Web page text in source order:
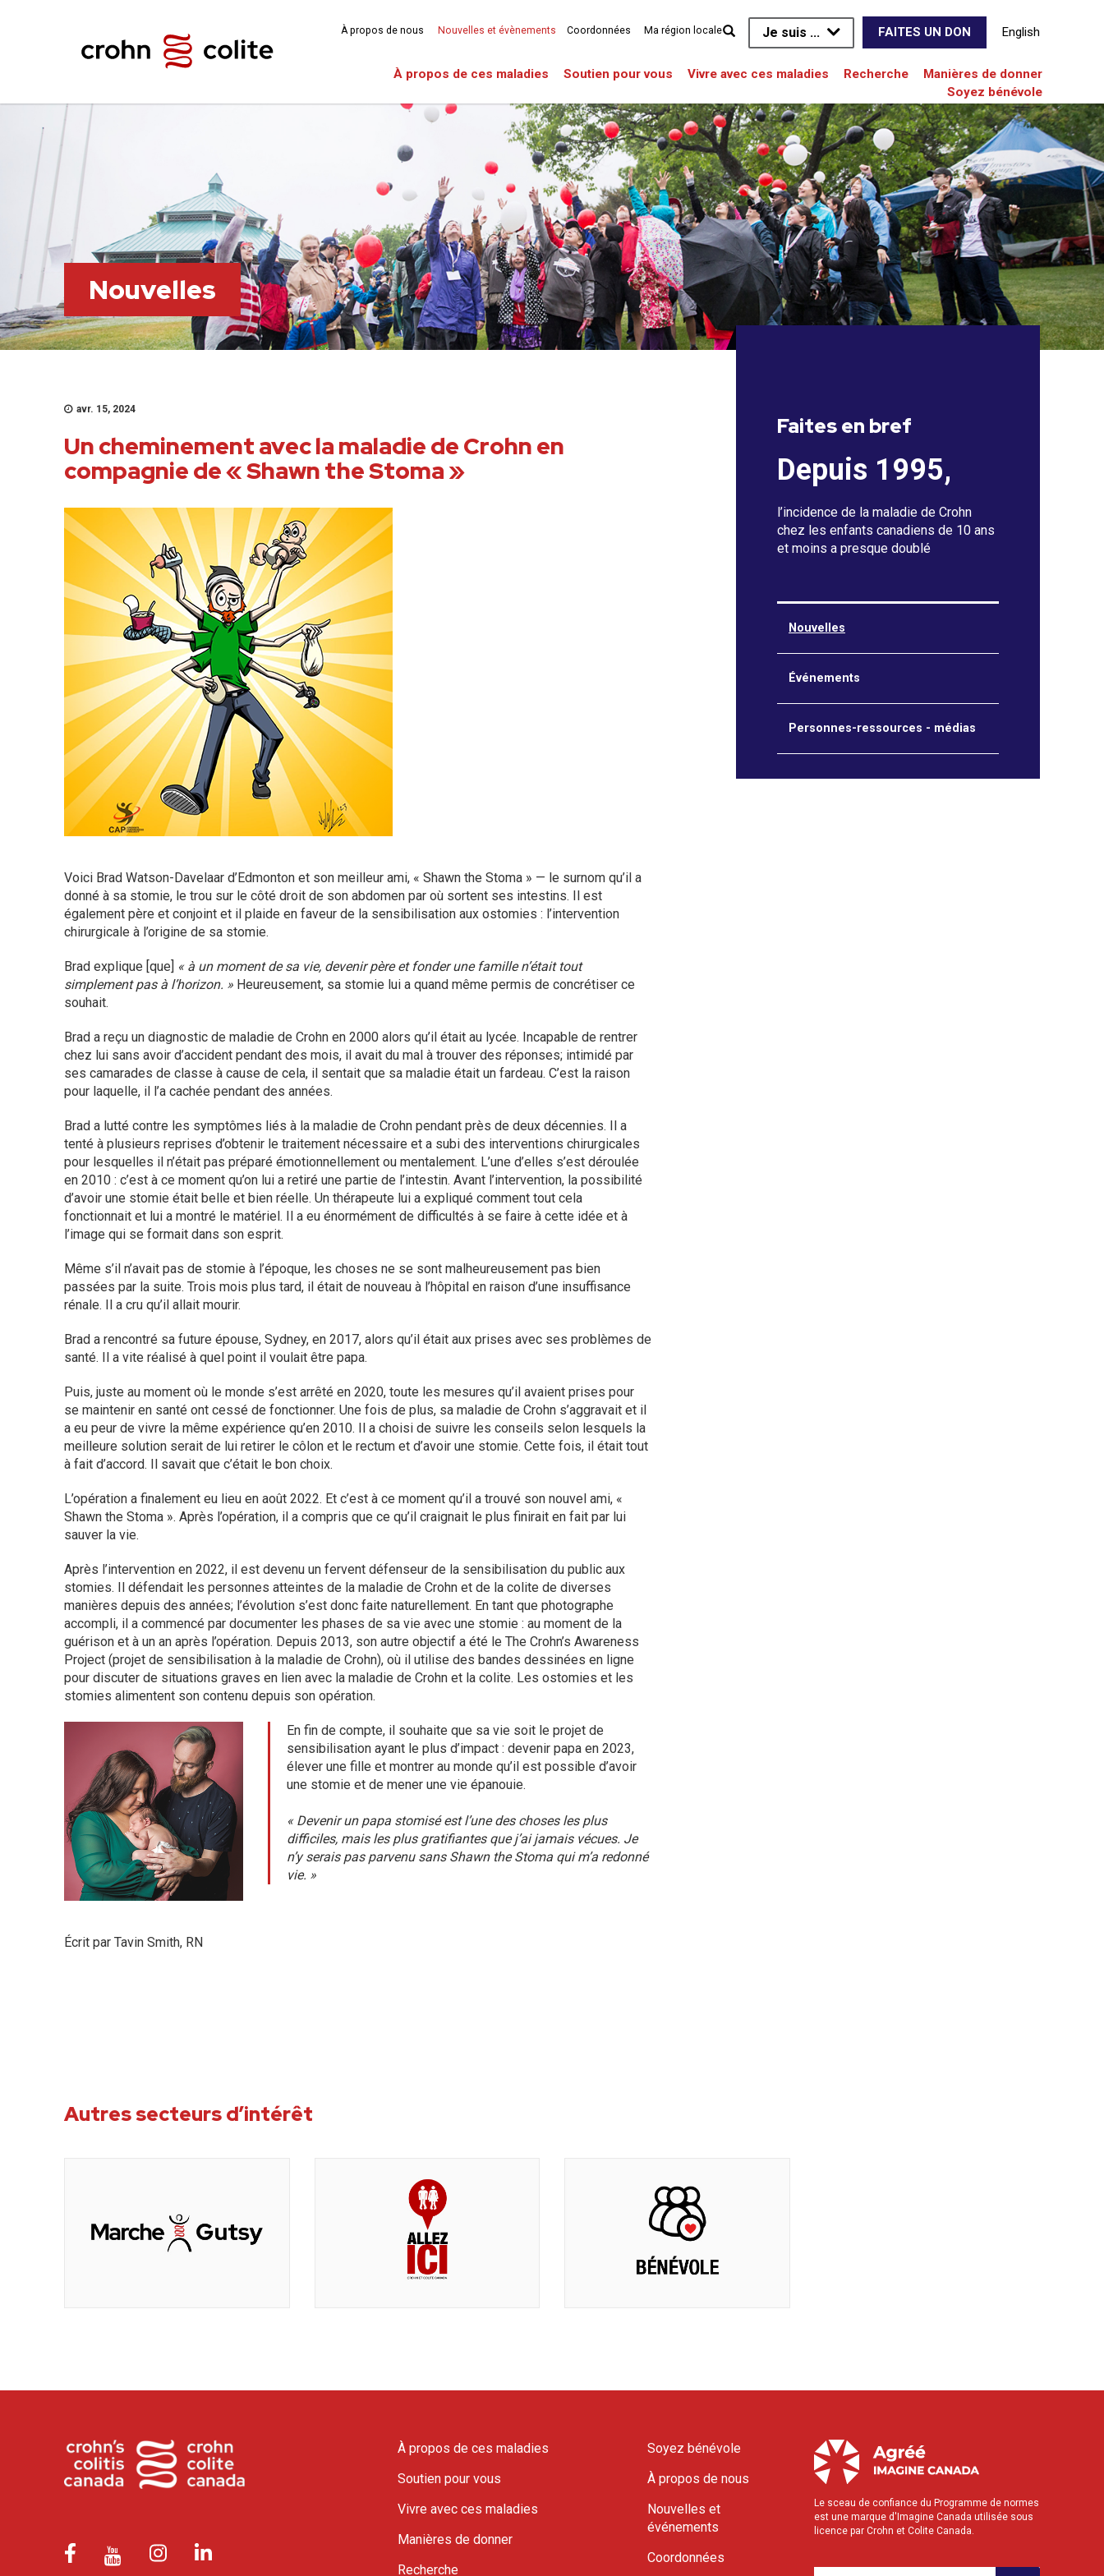
Je suis ... FAITES UN DON English
À propos de ces maladies Soutien pour vous Vivre avec ces maladies Recherche
Manières de donner
Soyez bénévole
À propos de nous Nouvelles et évènements Coordonnées Ma région locale
Nouvelles
avr. 15, 2024
Un cheminement avec la maladie de Crohn en
compagnie de « Shawn the Stoma »
Voici Brad Watson-Davelaar d’Edmonton et son meilleur ami, « Shawn the Stoma » — le surnom qu’il a
donné à sa stomie, le trou sur le côté droit de son abdomen par où sortent ses intestins. Il est
également père et conjoint et il plaide en faveur de la sensibilisation aux ostomies : l’intervention
chirurgicale à l’origine de sa stomie.
Brad explique [que] « à un moment de sa vie, devenir père et fonder une famille n’était tout
simplement pas à l’horizon. » Heureusement, sa stomie lui a quand même permis de concrétiser ce
souhait.
Brad a reçu un diagnostic de maladie de Crohn en 2000 alors qu’il était au lycée. Incapable de rentrer
chez lui sans avoir d’accident pendant des mois, il avait du mal à trouver des réponses; intimidé par
ses camarades de classe à cause de cela, il sentait que sa maladie était un fardeau. C’est la raison
pour laquelle, il l’a cachée pendant des années.
Brad a lutté contre les symptômes liés à la maladie de Crohn pendant près de deux décennies. Il a
tenté à plusieurs reprises d’obtenir le traitement nécessaire et a subi des interventions chirurgicales
pour lesquelles il n’était pas préparé émotionnellement ou mentalement. L’une d’elles s’est déroulée
en 2010 : c’est à ce moment qu’on lui a retiré une partie de l’intestin. Avant l’intervention, la possibilité
d’avoir une stomie était belle et bien réelle. Un thérapeute lui a expliqué comment tout cela
fonctionnait et lui a montré le matériel. Il a eu énormément de difficultés à se faire à cette idée et à
l’image qui se formait dans son esprit.
Même s’il n’avait pas de stomie à l’époque, les choses ne se sont malheureusement pas bien
passées par la suite. Trois mois plus tard, il était de nouveau à l’hôpital en raison d’une insuffisance
rénale. Il a cru qu’il allait mourir.
Brad a rencontré sa future épouse, Sydney, en 2017, alors qu’il était aux prises avec ses problèmes de
santé. Il a vite réalisé à quel point il voulait être papa.
Puis, juste au moment où le monde s’est arrêté en 2020, toute les mesures qu’il avaient prises pour
se maintenir en santé ont cessé de fonctionner. Une fois de plus, sa maladie de Crohn s’aggravait et il
a eu peur de vivre la même expérience qu’en 2010. Il a choisi de suivre les conseils selon lesquels la
meilleure solution serait de lui retirer le côlon et le rectum et d’avoir une stomie. Cette fois, il était tout
à fait d’accord. Il savait que c’était le bon choix.
L’opération a finalement eu lieu en août 2022. Et c’est à ce moment qu’il a trouvé son nouvel ami, «
Shawn the Stoma ». Après l’opération, il a compris que ce qu’il craignait le plus finirait en fait par lui
sauver la vie.
Après l’intervention en 2022, il est devenu un fervent défenseur de la sensibilisation du public aux
stomies. Il défendait les personnes atteintes de la maladie de Crohn et de la colite de diverses
manières depuis des années; l’évolution s’est donc faite naturellement. En tant que photographe
accompli, il a commencé par documenter les phases de sa vie avec une stomie : au moment de la
guérison et à un an après l’opération. Depuis 2013, son autre objectif a été le The Crohn’s Awareness
Project (projet de sensibilisation à la maladie de Crohn), où il utilise des bandes dessinées en ligne
pour discuter de situations graves en lien avec la maladie de Crohn et la colite. Les ostomies et les
stomies alimentent son contenu depuis son opération.
En fin de compte, il souhaite que sa vie soit le projet de
sensibilisation ayant le plus d’impact : devenir papa en 2023,
élever une fille et montrer au monde qu’il est possible d’avoir
une stomie et de mener une vie épanouie.
« Devenir un papa stomisé est l’une des choses les plus
difficiles, mais les plus gratifiantes que j’ai jamais vécues. Je
n’y serais pas parvenu sans Shawn the Stoma qui m’a redonné
vie. »
Écrit par Tavin Smith, RN
Faites en bref
Depuis 1995,
l’incidence de la maladie de Crohn
chez les enfants canadiens de 10 ans
et moins a presque doublé
Nouvelles
Événements
Personnes-ressources - médias
Autres secteurs d’intérêt
À propos de ces maladies
Soutien pour vous
Vivre avec ces maladies
Manières de donner
Recherche
Soyez bénévole
À propos de nous
Nouvelles et
événements
Coordonnées
Le sceau de confiance du Programme de normes
est une marque d'Imagine Canada utilisée sous
licence par Crohn et Colite Canada.